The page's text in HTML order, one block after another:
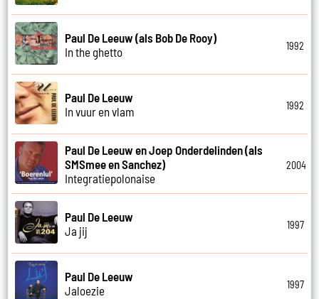
Paul De Leeuw (als Bob De Rooy)
In the ghetto
1992
Paul De Leeuw
In vuur en vlam
1992
Paul De Leeuw en Joep Onderdelinden (als
SMSmee en Sanchez)
Integratiepolonaise
2004
Paul De Leeuw
Ja jij
1997
Paul De Leeuw
Jaloezie
1997